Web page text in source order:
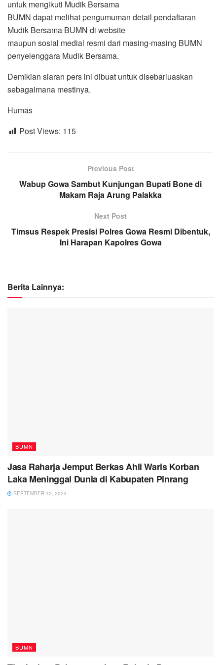
untuk mengikuti Mudik Bersama
BUMN dapat melihat pengumuman detail pendaftaran
Mudik Bersama BUMN di website
maupun sosial medial resmi dari masing-masing BUMN
penyelenggara Mudik Bersama.
Demikian siaran pers ini dibuat untuk disebarluaskan
sebagaimana mestinya.
Humas
Post Views: 115
Previous Post
Wabup Gowa Sambut Kunjungan Bupati Bone di
Makam Raja Arung Palakka
Next Post
Timsus Respek Presisi Polres Gowa Resmi Dibentuk,
Ini Harapan Kapolres Gowa
Berita Lainnya:
BUMN
Jasa Raharja Jemput Berkas Ahli Waris Korban
Laka Meninggal Dunia di Kabupaten Pinrang
SEPTEMBER 12, 2023
BUMN